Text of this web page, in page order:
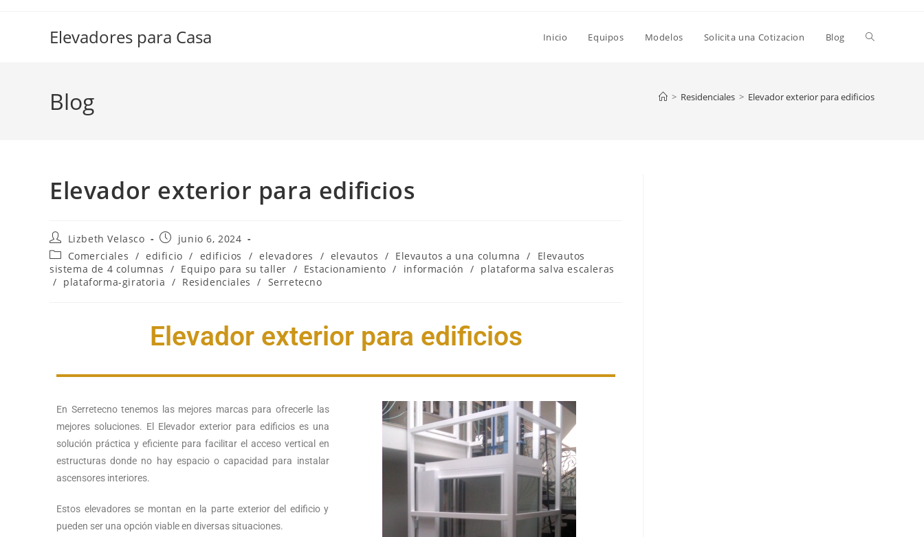
Elevadores para Casa Inicio Equipos Modelos Solicita una Cotizacion Blog
Blog > Residenciales > Elevador exterior para edificios
Elevador exterior para edificios
Lizbeth Velasco
junio 6, 2024
Comerciales / edificio / edificios / elevadores / elevautos / Elevautos a una columna /
Elevautos
sistema de 4 columnas / Equipo para su taller / Estacionamiento / información / plataforma salva escaleras
/ plataforma-giratoria / Residenciales / Serretecno
Elevador exterior para edificios
En Serretecno tenemos las mejores marcas para ofrecerle las
mejores soluciones. El Elevador exterior para edificios es una
solución práctica y eficiente para facilitar el acceso vertical en
estructuras donde no hay espacio o capacidad para instalar
ascensores interiores.
Estos elevadores se montan en la parte exterior del edificio y
pueden ser una opción viable en diversas situaciones.